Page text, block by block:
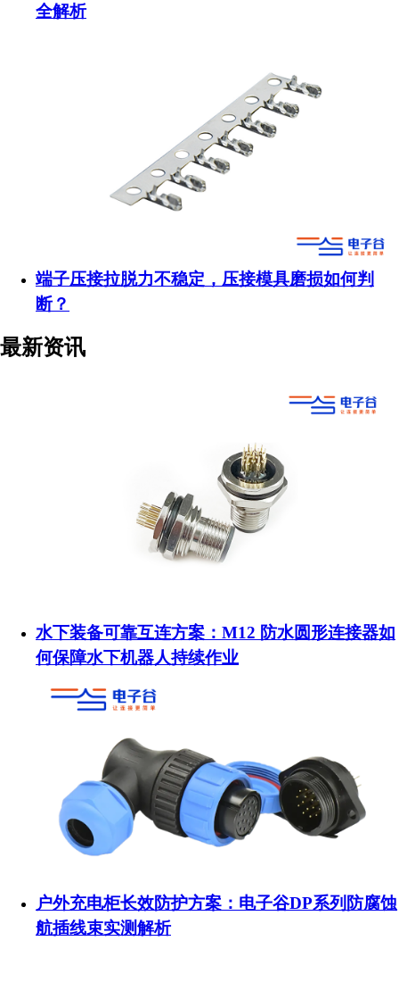
全解析
端子压接拉脱力不稳定，压接模具磨损如何判
断？
最新资讯
水下装备可靠互连方案：M12 防水圆形连接器如
何保障水下机器人持续作业
户外充电柜长效防护方案：电子谷DP系列防腐蚀
航插线束实测解析